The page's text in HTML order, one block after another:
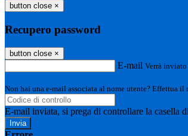
button close ×
Recupero password
button close ×
E-mail Verrà
Non hai una e-mail associata al nome utente? Effettua il
E-mail inviata, si prega di controllare la casella